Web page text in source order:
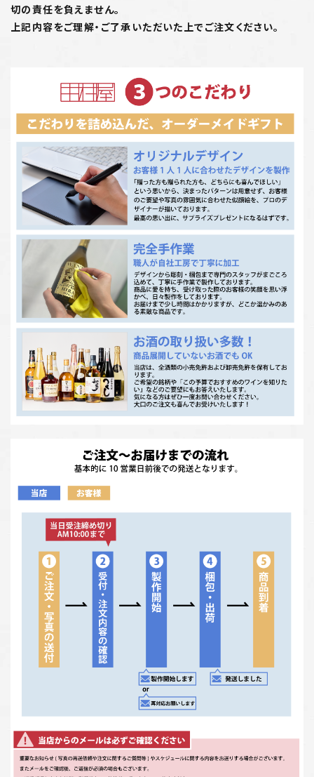
切の責任を負えません。
上記内容をご理解・ご了承いただいた上でご注文ください。